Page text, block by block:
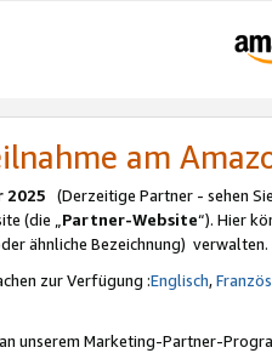
am
2025 (Derzeitige Partner - sehen Sie
(die „Partner-Website“). Hier
ähnliche Bezeichnung) verwalten.
zur Verfügung :Englisch,
unserem Marketing-Partner-